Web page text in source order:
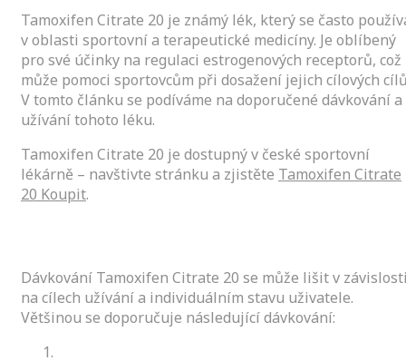
Tamoxifen Citrate 20 je známý lék, který se často
v oblasti sportovní a terapeutické medicíny. Je oblíbený
pro své účinky na regulaci estrogenových receptorů, což
může pomoci sportovcům při dosažení jejich cílových
V tomto článku se podíváme na doporučené dávkování a
užívání tohoto léku.
Tamoxifen Citrate 20 je dostupný v české sportovní
lékárně – navštivte stránku a zjistěte Tamoxifen Citrate
20 Koupit.
Dávkování Tamoxifen Citrate 20 se může lišit v
na cílech užívání a individuálním stavu uživatele.
Většinou se doporučuje následující dávkování: